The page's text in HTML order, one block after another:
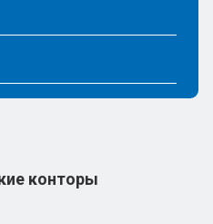
конторы